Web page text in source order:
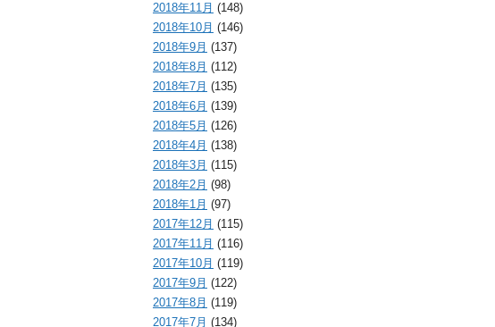
2018年11月 (148)
2018年10月 (146)
2018年9月 (137)
2018年8月 (112)
2018年7月 (135)
2018年6月 (139)
2018年5月 (126)
2018年4月 (138)
2018年3月 (115)
2018年2月 (98)
2018年1月 (97)
2017年12月 (115)
2017年11月 (116)
2017年10月 (119)
2017年9月 (122)
2017年8月 (119)
2017年7月 (134)